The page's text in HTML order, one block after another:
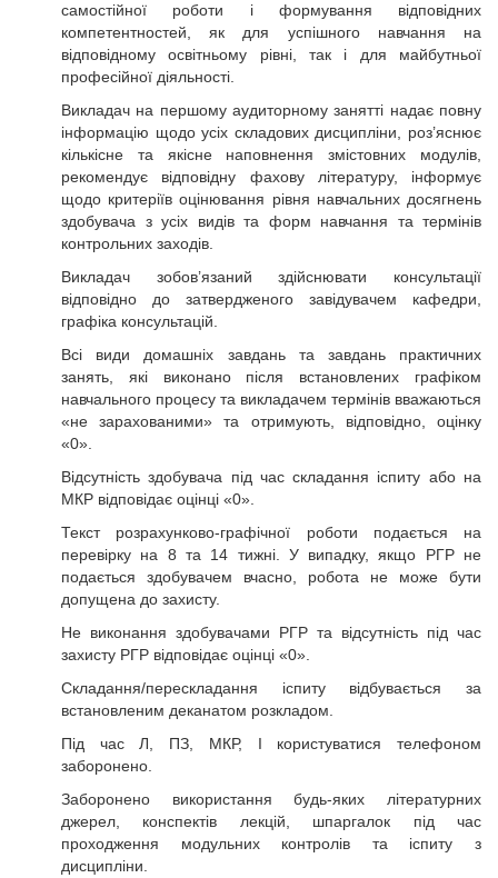
самостійної роботи і формування відповідних
компетентностей, як для успішного навчання на
відповідному освітньому рівні, так і для майбутньої
професійної діяльності.
Викладач на першому аудиторному занятті надає повну
інформацію щодо усіх складових дисципліни, роз’яснює
кількісне та якісне наповнення змістовних модулів,
рекомендує відповідну фахову літературу, інформує
щодо критеріїв оцінювання рівня навчальних досягнень
здобувача з усіх видів та форм навчання та термінів
контрольних заходів.
Викладач зобов’язаний здійснювати консультації
відповідно до затвердженого завідувачем кафедри,
графіка консультацій.
Всі види домашніх завдань та завдань практичних
занять, які виконано після встановлених графіком
навчального процесу та викладачем термінів вважаються
«не зарахованими» та отримують, відповідно, оцінку
«0».
Відсутність здобувача під час складання іспиту або на
МКР відповідає оцінці «0».
Текст розрахунково-графічної роботи подається на
перевірку на 8 та 14 тижні. У випадку, якщо РГР не
подається здобувачем вчасно, робота не може бути
допущена до захисту.
Не виконання здобувачами РГР та відсутність під час
захисту РГР відповідає оцінці «0».
Складання/перескладання іспиту відбувається за
встановленим деканатом розкладом.
Під час Л, ПЗ, МКР, І користуватися телефоном
заборонено.
Заборонено використання будь-яких літературних
джерел, конспектів лекцій, шпаргалок під час
проходження модульних контролів та іспиту з
дисципліни.